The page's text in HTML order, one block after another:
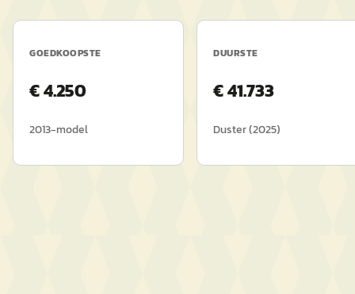
GOEDKOOPSTE
€4.250
2013-model
DUURSTE
€41.733
Duster(2025)